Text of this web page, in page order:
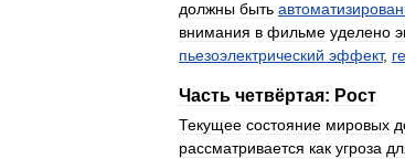
должны быть
внимания в фильме уделено
пьезоэлектрический эффект,
Часть четвёртая: Рост
Текущее состояние мировых
рассматривается как угроза